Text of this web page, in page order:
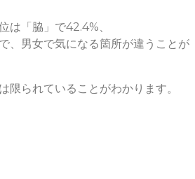
は「脇」で42.4%、
、男女で気になる箇所が違うことが
られていることがわかります。